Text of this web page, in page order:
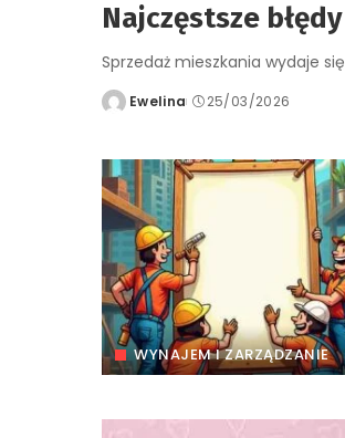
Najczęstsze
Sprzedaż mieszkania wydaje
PostedEwelina 25/03/2026
WYNAJEM I ZARZĄDZANIE